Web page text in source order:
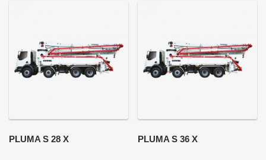
PLUMA S 28 X PLUMA S 36 X